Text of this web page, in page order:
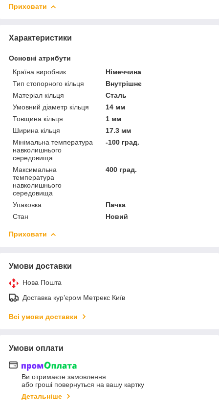
Приховати
Характеристики
Основні атрибути
Країна виробник
Німеччина
Тип стопорного кільця
Внутрішнє
Матеріал кільця
Сталь
Умовний діаметр кільця
14 мм
Товщина кільця
1 мм
Ширина кільця
17.3 мм
Мінімальна температура
навколишнього
середовища
-100 град.
Максимальна
температура
навколишнього
середовища
400 град.
Упаковка
Пачка
Стан
Новий
Приховати
Умови доставки
Нова Пошта
Доставка курʼєром Метрекс Київ
Всі умови доставки
Умови оплати
Ви отримаєте замовлення
або гроші повернуться на вашу картку
Детальніше